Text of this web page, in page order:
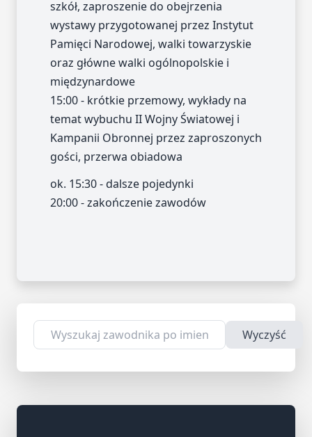
szkół, zaproszenie do obejrzenia
wystawy przygotowanej przez Instytut
Pamięci Narodowej, walki towarzyskie
oraz główne walki ogólnopolskie i
międzynardowe
15:00 - krótkie przemowy, wykłady na
temat wybuchu II Wojny Światowej i
Kampanii Obronnej przez zaproszonych
gości, przerwa obiadowa
ok. 15:30 - dalsze pojedynki
20:00 - zakończenie zawodów
Wyczyść